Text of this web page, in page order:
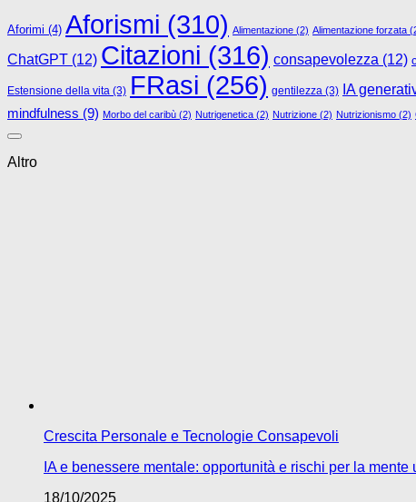
Aforimi (4) Aforismi (310) Alimentazione (2) Alimentazione forzata
ChatGPT (12) Citazioni (316) consapevolezza (12)
Estensione della vita (3) FRasi (256) gentilezza (3) IA
mindfulness (9) Morbo del caribù (2) Nutrigenetica (2) Nutrizione (2) Nutrizionismo (2)
Altro
Crescita Personale e Tecnologie Consapevoli
IA e benessere mentale: opportunità e rischi per la mente
18/10/2025